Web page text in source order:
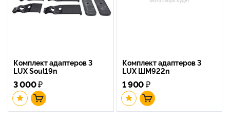
Комплект адаптеров 3
LUX Soul19n
3 000₽
Комплект адаптеров 3
LUX ШМ922n
1 900₽